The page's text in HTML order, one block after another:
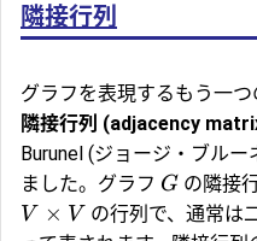
隣接行列
グラフを表現するもう一
隣接行列 (adjacency
Burunel (ジョージ・ブル
ました。グラフ G の隣接
V × V の行列で、通常は